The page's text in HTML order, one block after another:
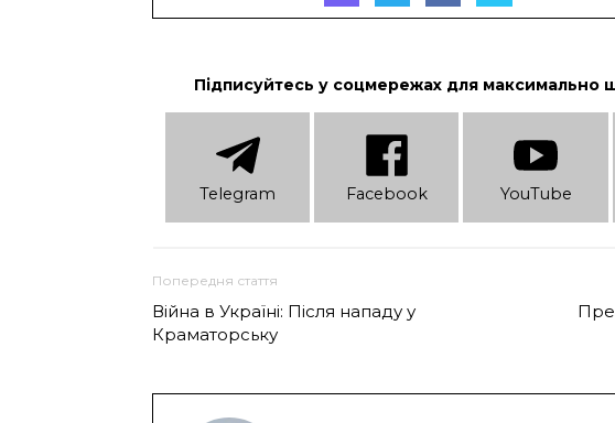
Підписуйтесь у соцмережах для максимально
Telеgram Facebook YouTube
Попередня стаття
Війна в Україні: Після нападу у
Краматорську